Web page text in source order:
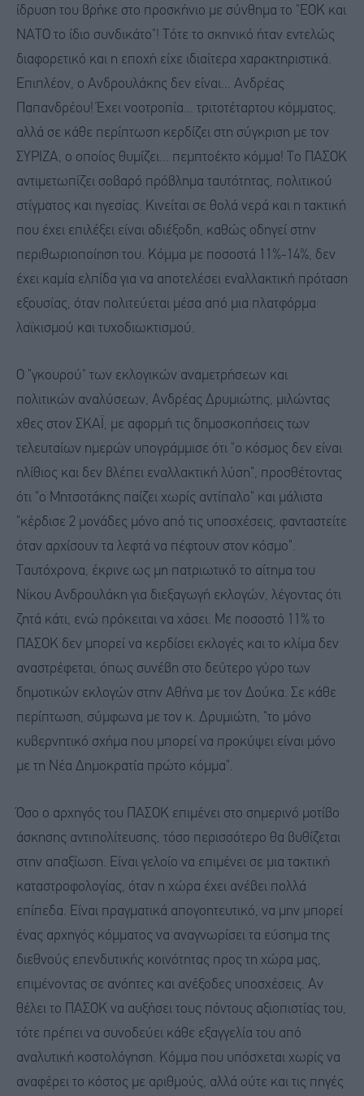
ίδρυση του βρήκε στο προσκήνιο με σύνθημα το "ΕΟΚ και
ΝΑΤΟ το ίδιο συνδικάτο"! Τότε το σκηνικό ήταν εντελώς
διαφορετικό και η εποχή είχε ιδιαίτερα χαρακτηριστικά.
Επιπλέον, ο Ανδρουλάκης δεν είναι... Ανδρέας
Παπανδρέου! Έχει νοοτροπία... τριτοτέταρτου κόμματος,
αλλά σε κάθε περίπτωση κερδίζει στη σύγκριση με τον
ΣΥΡΙΖΑ, ο οποίος θυμίζει... πεμπτοέκτο κόμμα! Το ΠΑΣΟΚ
αντιμετωπίζει σοβαρό πρόβλημα ταυτότητας, πολιτικού
στίγματος και ηγεσίας. Κινείται σε θολά νερά και η τακτική
που έχει επιλέξει είναι αδιέξοδη, καθώς οδηγεί στην
περιθωριοποίηση του. Κόμμα με ποσοστά 11%-14%, δεν
έχει καμία ελπίδα για να αποτελέσει εναλλακτική πρόταση
εξουσίας, όταν πολιτεύεται μέσα από μια πλατφόρμα
λαϊκισμού και τυχοδιωκτισμού.
Ο "γκουρού" των εκλογικών αναμετρήσεων και
πολιτικών αναλύσεων, Ανδρέας Δρυμιώτης, μιλώντας
χθες στον ΣΚΑΪ, με αφορμή τις δημοσκοπήσεις των
τελευταίων ημερών υπογράμμισε ότι "ο κόσμος δεν είναι
ηλίθιος και δεν βλέπει εναλλακτική λύση", προσθέτοντας
ότι "ο Μητσοτάκης παίζει χωρίς αντίπαλο" και μάλιστα
"κέρδισε 2 μονάδες μόνο από τις υποσχέσεις, φανταστείτε
όταν αρχίσουν τα λεφτά να πέφτουν στον κόσμο".
Ταυτόχρονα, έκρινε ως μη πατριωτικό το αίτημα του
Νίκου Ανδρουλάκη για διεξαγωγή εκλογών, λέγοντας ότι
ζητά κάτι, ενώ πρόκειται να χάσει. Με ποσοστό 11% το
ΠΑΣΟΚ δεν μπορεί να κερδίσει εκλογές και το κλίμα δεν
αναστρέφεται, όπως συνέβη στο δεύτερο γύρο των
δημοτικών εκλογών στην Αθήνα με τον Δούκα. Σε κάθε
περίπτωση, σύμφωνα με τον κ. Δρυμιώτη, "το μόνο
κυβερνητικό σχήμα που μπορεί να προκύψει είναι μόνο
με τη Νέα Δημοκρατία πρώτο κόμμα".
Όσο ο αρχηγός του ΠΑΣΟΚ επιμένει στο σημερινό μοτίβο
άσκησης αντιπολίτευσης, τόσο περισσότερο θα βυθίζεται
στην απαξίωση. Είναι γελοίο να επιμένει σε μια τακτική
καταστροφολογίας, όταν η χώρα έχει ανέβει πολλά
επίπεδα. Είναι πραγματικά απογοητευτικό, να μην μπορεί
ένας αρχηγός κόμματος να αναγνωρίσει τα εύσημα της
διεθνούς επενδυτικής κοινότητας προς τη χώρα μας,
επιμένοντας σε ανόητες και ανέξοδες υποσχέσεις. Αν
θέλει το ΠΑΣΟΚ να αυξήσει τους πόντους αξιοπιστίας του,
τότε πρέπει να συνοδεύει κάθε εξαγγελία του από
αναλυτική κοστολόγηση. Κόμμα που υπόσχεται χωρίς να
αναφέρει το κόστος με αριθμούς, αλλά ούτε και τις πηγές